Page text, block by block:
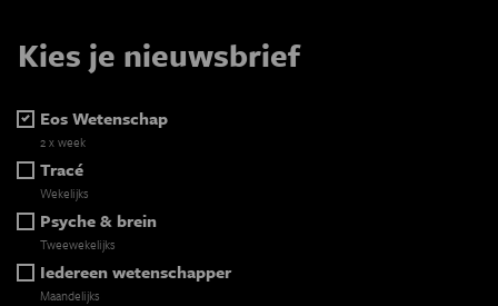
Kies je nieuwsbrief
Eos Wetenschap
2 x week
Tracé
Wekelijks
Psyche & brein
Tweewekelijks
Iedereen wetenschapper
Maandelijks